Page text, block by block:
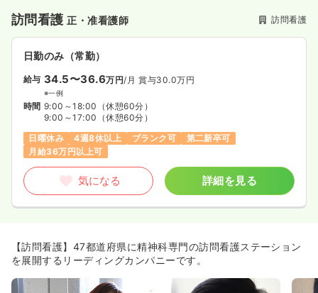
訪問看護正・准看護師 訪問看護
日勤のみ（常勤）
給与 34.5〜36.6万円/月 賞与30.0万円
※一例
時間 9:00～18:00 （休憩60分）
9:00～17:00 （休憩60分）
日曜休み
4週8休以上 ブランク可
第二新卒可
月給36万円以上可
気になる 詳細を見る
【訪問看護】47都道府県に精神科専門の訪問看護ステーション
を展開するリーディングカンパニーです。